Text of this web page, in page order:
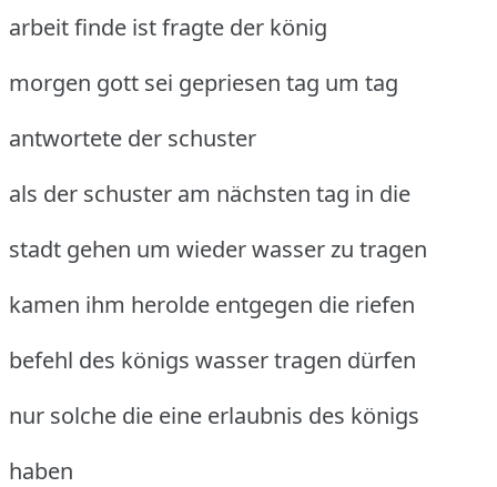
arbeit finde ist fragte der könig
morgen gott sei gepriesen tag um tag
antwortete der schuster
als der schuster am nächsten tag in die
stadt gehen um wieder wasser zu tragen
kamen ihm herolde entgegen die riefen
befehl des königs wasser tragen dürfen
nur solche die eine erlaubnis des königs
haben